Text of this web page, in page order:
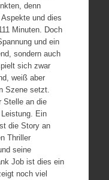
denn
und dies
Minuten. Doch
und ein
sondern auch
sich zwar
weiß aber
Szene setzt.
Stelle an die
Ein
die Story an
Thriller
seine
Job ist dies ein
noch viel